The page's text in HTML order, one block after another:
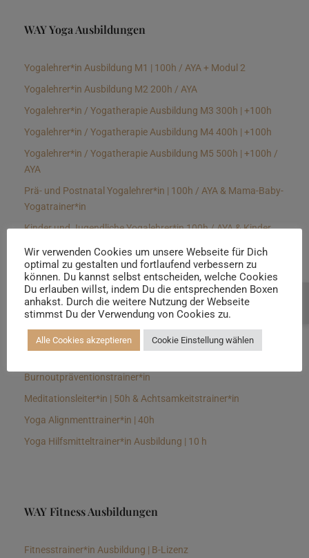
WAY Yoga Ausbildungen
Yogalehrer*in Ausbildung M1 | 100h / AYA + Modul 2
Yogalehrer*in Ausbildung M2 200h / AYA
Yogalehrer*in / Yogatherapie Ausbildung M3 300h | +100h
Yogalehrer*in / Yogatherapie Ausbildung M4 400h | +100h
Yogalehrer*in / Yogatherapie Ausbildung M5 500h | +100h /
AYA
Prä- und Postnatal Yogalehrer*in | 100h / AYA & Mama-Baby-
Yogatrainer*in
Kinder und Jugendliche Yogalehrer*in 100h / AYA & Kinder
Yin Yogalehrer*in | 100 h & Faszientrainer*in
Hormon Yogalehrer*in / Yogatherapeut*in &
Stressmanagementtrainer*in | 70h
Longevitytrainer*in
Burnoutpräventionstrainer*in
Meditationsleiter*in | 50h & Achtsamkeitstrainer*in
Yoga Alignmenttrainer*in | 40h
Yoga Hilfsmitteltrainer*in Ausbildung | 10 h
WAY Fitness Ausbildungen
Fitnesstrainer*in Ausbildung | B-Lizenz
Wir verwenden Cookies um unsere Webseite für Dich
optimal zu gestalten und fortlaufend verbessern zu
können. Du kannst selbst entscheiden, welche Cookies
Du erlauben willst, indem Du die entsprechenden Boxen
anhakst. Durch die weitere Nutzung der Webseite
stimmst Du der Verwendung von Cookies zu.
Alle Cookies akzeptieren Cookie Einstellung wählen
Beratung buchen